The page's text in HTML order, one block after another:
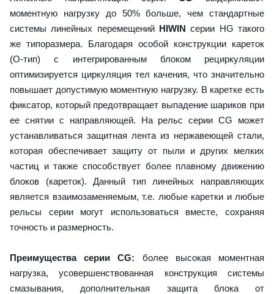
моментную нагрузку до 50% больше, чем стандартные
системы линейных перемещений HIWIN серии HG такого
же типоразмера. Благодаря особой конструкции кареток
(О-тип) с интегрированным блоком рециркуляции
оптимизируется циркуляция тел качения, что значительно
повышает допустимую моментную нагрузку. В каретке есть
фиксатор, который предотвращает выпадение шариков при
ее снятии с направляющей. На рельс серии CG может
устанавливаться защитная лента из нержавеющей стали,
которая обеспечивает защиту от пыли и других мелких
частиц и также способствует более плавному движению
блоков (кареток). Данный тип линейных направляющих
является взаимозаменяемым, т.е. любые каретки и любые
рельсы серии могут использоваться вместе, сохраняя
точность и размерность.
Преимущества серии CG: более высокая моментная
нагрузка, усовершенствованная конструкция системы
смазывания, дополнительная защита блока от